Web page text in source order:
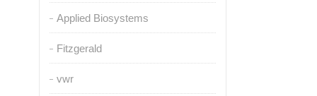
Applied Biosystems
Fitzgerald
vwr